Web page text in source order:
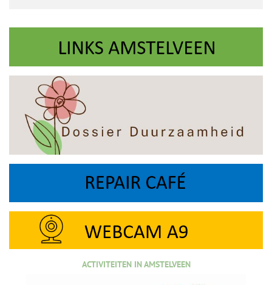
ACTIVITEITEN IN AMSTELVEEN